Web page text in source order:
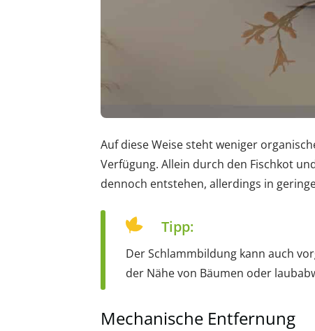
Auf diese Weise steht weniger
Verfügung. Allein durch den Fischkot
dennoch entstehen, allerdings in
Tipp:
Der Schlammbildung kann auch
der Nähe von Bäumen oder
Mechanische Entfernung